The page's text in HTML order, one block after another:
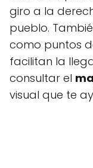
giro a la
pueblo.
como puntos
facilitan la
consultar el
visual que te